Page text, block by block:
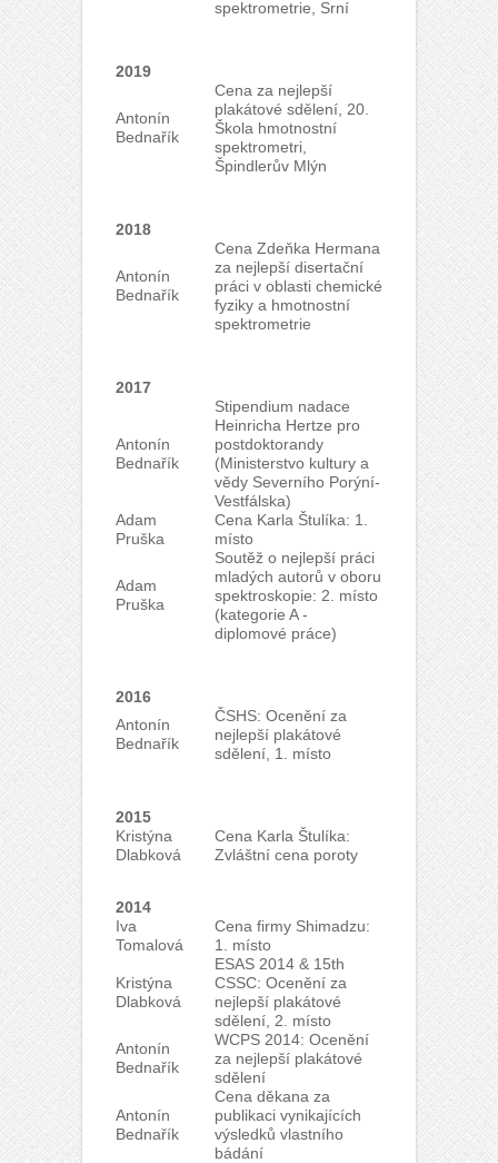
spektrometrie, Srní
2019
Antonín
Bednařík
Cena za nejlepší
plakátové sdělení, 20.
Škola hmotnostní
spektrometri,
Špindlerův Mlýn
2018
Antonín
Bednařík
Cena Zdeňka Hermana
za nejlepší disertační
práci v oblasti chemické
fyziky a hmotnostní
spektrometrie
2017
Antonín
Bednařík
Stipendium nadace
Heinricha Hertze pro
postdoktorandy
(Ministerstvo kultury a
vědy Severního Porýní-
Vestfálska)
Adam
Pruška
Cena Karla Štulíka: 1.
místo
Adam
Pruška
Soutěž o nejlepší práci
mladých autorů v oboru
spektroskopie: 2. místo
(kategorie A -
diplomové práce)
2016
Antonín
Bednařík
ČSHS: Ocenění za
nejlepší plakátové
sdělení, 1. místo
2015
Kristýna
Dlabková
Cena Karla Štulíka:
Zvláštní cena poroty
2014
Iva
Tomalová
Cena firmy Shimadzu:
1. místo
Kristýna
Dlabková
ESAS 2014 & 15th
CSSC: Ocenění za
nejlepší plakátové
sdělení, 2. místo
Antonín
Bednařík
WCPS 2014: Ocenění
za nejlepší plakátové
sdělení
Antonín
Bednařík
Cena děkana za
publikaci vynikajících
výsledků vlastního
bádání